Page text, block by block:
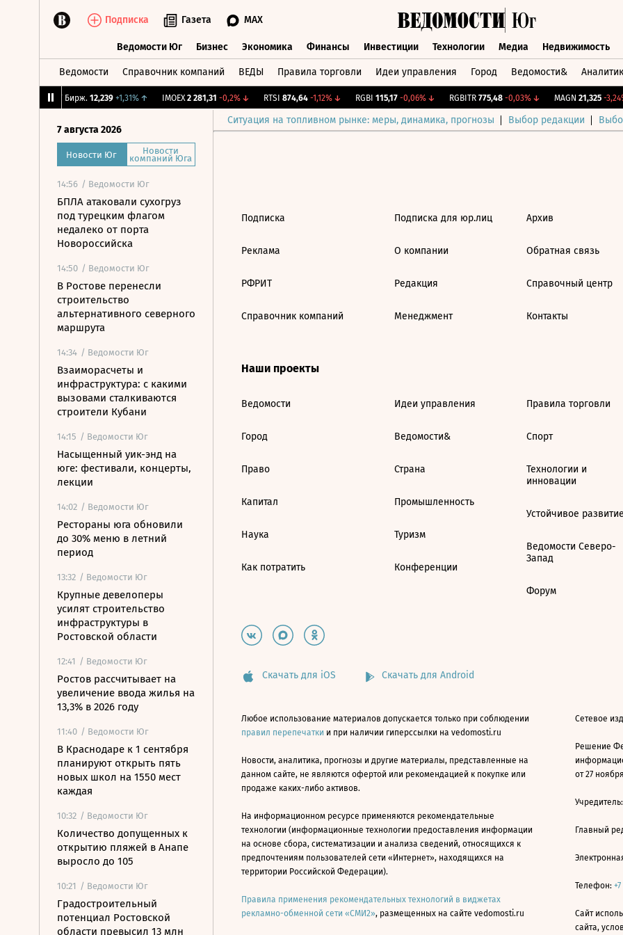
Подписка Газета MAX
Ведомости Юг Бизнес Экономика Финансы Инвестиции Технологии Медиа Недвижимость
Ведомости Справочник компаний ВЕДЫ Правила торговли Идеи управления Город Ведомости&
CNY Бирж. 12,239 +1,31%↑ IMOEX 2 281,31 -0,2%↓ RTSI 874,64 -1,12%↓ RGBI 115,17 -0,06%↓ RGBITR 775,48 -0,03%↓ MAGN 21,325 -3,24%
Ситуация на топливном рынке: меры, динамика, прогнозы Выбор редакции
7 августа 2026
Новости Юг Новости
компаний Юга
14:56 / Ведомости Юг
БПЛА атаковали сухогруз
под турецким флагом
недалеко от порта
Новороссийска
14:50 / Ведомости Юг
В Ростове перенесли
строительство
альтернативного северного
маршрута
14:34 / Ведомости Юг
Взаиморасчеты и
инфраструктура: с какими
вызовами сталкиваются
строители Кубани
14:15 / Ведомости Юг
Насыщенный уик-энд на
юге: фестивали, концерты,
лекции
14:02 / Ведомости Юг
Рестораны юга обновили
до 30% меню в летний
период
13:32 / Ведомости Юг
Крупные девелоперы
усилят строительство
инфраструктуры в
Ростовской области
12:41 / Ведомости Юг
Ростов рассчитывает на
увеличение ввода жилья на
13,3% в 2026 году
11:40 / Ведомости Юг
В Краснодаре к 1 сентября
планируют открыть пять
новых школ на 1550 мест
каждая
10:32 / Ведомости Юг
Количество допущенных к
открытию пляжей в Анапе
выросло до 105
10:21 / Ведомости Юг
Градостроительный
потенциал Ростовской
области превысил 13 млн
Подписка
Реклама
РФРИТ
Справочник компаний
Подписка для юр.лиц
О компании
Редакция
Менеджмент
Архив
Обратная связь
Справочный центр
Контакты
Наши проекты
Ведомости
Город
Право
Капитал
Наука
Как потратить
Идеи управления
Ведомости&
Страна
Промышленность
Туризм
Конференции
Правила торговли
Спорт
Технологии и
инновации
Устойчивое
Ведомости Северо-
Запад
Форум
Скачать для iOS Скачать для Android
Любое использование материалов допускается только при соблюдении
правил перепечатки и при наличии гиперссылки на vedomosti.ru
Новости, аналитика, прогнозы и другие материалы, представленные на
данном сайте, не являются офертой или рекомендацией к покупке или
продаже каких-либо активов.
На информационном ресурсе применяются рекомендательные
технологии (информационные технологии предоставления информации
на основе сбора, систематизации и анализа сведений, относящихся к
предпочтениям пользователей сети «Интернет», находящихся на
территории Российской Федерации).
Правила применения рекомендательных технологий в виджетах
рекламно-обменной сети «СМИ2», размещенных на сайте vedomosti.ru
Сетевое
Решение
от 27
Главный
Телефон:
Сайт
сайта,